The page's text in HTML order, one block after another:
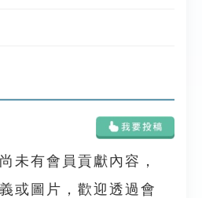
未有會員貢獻內容，
或圖片，歡迎透過會